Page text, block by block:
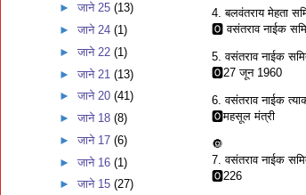
4. बलवंतराय मेहता
🅾 वसंतराव नाईक
5. वसंतराव नाईक
🅾27 जून 1960
6. वसंतराव नाईक
🅾महसूल मंत्री
🔘
7. वसंतराव नाईक
🅾226
►जाने 25(13)
►जाने 24(1)
►जाने 22(1)
►जाने 21(13)
►जाने 20(41)
►जाने 18(8)
►जाने 17(6)
►जाने 16(1)
►जाने 15(27)